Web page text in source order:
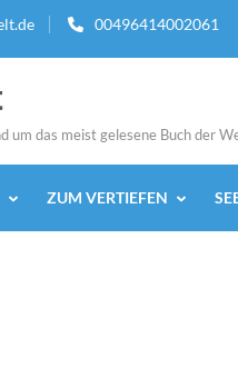
00496414002061
um das meist gelesene Buch der
ZUM VERTIEFEN